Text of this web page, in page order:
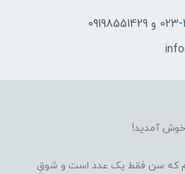
خوش آمدید!
که سن فقط یک عدد است و شوقِ